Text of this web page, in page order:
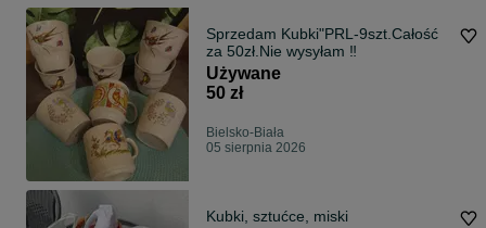
Sprzedam Kubki"PRL-9szt.Całość
za 50zł.Nie wysyłam ‼️
Używane
50 zł
Bielsko-Biała
05 sierpnia 2026
Kubki, sztućce, miski